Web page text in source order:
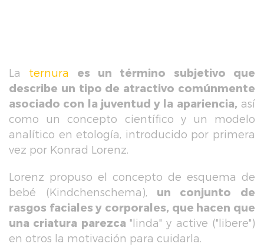
La ternura es un término subjetivo que
describe un tipo de atractivo comúnmente
asociado con la juventud y la apariencia, así
como un concepto científico y un modelo
analítico en etología, introducido por primera
vez por Konrad Lorenz.
Lorenz propuso el concepto de esquema de
bebé (Kindchenschema), un conjunto de
rasgos faciales y corporales, que hacen que
una criatura parezca "linda" y active ("libere")
en otros la motivación para cuidarla.